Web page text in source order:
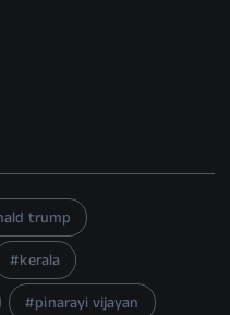
trump
kerala
pinarayi vijayan